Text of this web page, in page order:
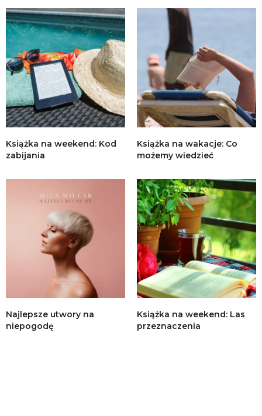
Książka na weekend: Kod
zabijania
Książka na wakacje: Co
możemy wiedzieć
Najlepsze utwory na
niepogodę
Książka na weekend: Las
przeznaczenia